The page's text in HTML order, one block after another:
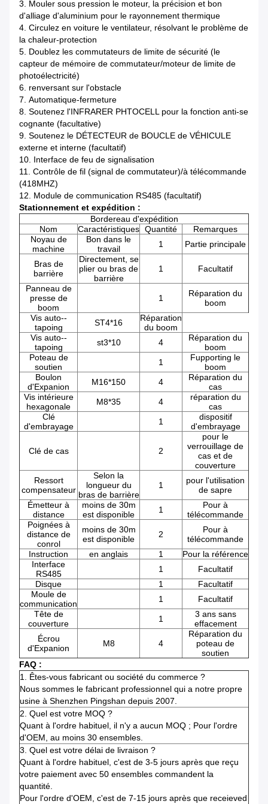
3. Mouler sous pression le moteur, la précision et bon
d'alliage d'aluminium pour le rayonnement thermique
4. Circulez en voiture le ventilateur, résolvant le problème de
la chaleur-protection
5. Doublez les commutateurs de limite de sécurité (le
capteur de mémoire de commutateur/moteur de limite de
photoélectricité)
6. renversant sur l'obstacle
7. Automatique-fermeture
8. Soutenez l'INFRARER PHTOCELL pour la fonction anti-se
cognante (facultative)
9. Soutenez le DÉTECTEUR de BOUCLE de VÉHICULE
externe et interne (facultatif)
10. Interface de feu de signalisation
11. Contrôle de fil (signal de commutateur)/à télécommande
(418MHZ)
12. Module de communication RS485 (facultatif)
Stationnement et expédition :
Bordereau d'expédition
Nom
Caractéristiques Quantité
Remarques
Noyau de
machine
Bon dans le
travail
1 Partie principale
Bras de
barrière
Directement, se
plier ou bras de
barrière
1 Facultatif
Panneau de
presse de
boom
1
Réparation du
boom
Vis auto--
tapoing
ST4*16
Réparation
du boom
Vis auto--
tapoing
st3*10 4
Réparation du
boom
Poteau de
soutien
1
Fupporting le
boom
Boulon
d'Expanion
M16*150 4
Réparation du
cas
Vis intérieure
hexagonale
M8*35 4
réparation du
cas
Clé
d'embrayage
1
dispositif
d'embrayage
Clé de cas 2
pour le
verrouillage de
cas et de
couverture
Ressort
compensateur
Selon la
longueur du
bras de barrière
1
pour l'utilisation
de sapre
Émetteur à
distance
moins de 30m
est disponible
1
Pour à
télécommande
Poignées à
distance de
conrol
moins de 30m
est disponible
2
Pour à
télécommande
Instruction
en anglais 1
Pour la référence
Interface
RS485
1
Facultatif
Disque
1
Facultatif
Moule de
communication
1
Facultatif
Tête de
couverture
1
3 ans sans
effacement
Écrou
d'Expanion
M8 4
Réparation du
poteau de
soutien
FAQ :
1. Êtes-vous fabricant ou société du commerce ?
Nous sommes le fabricant professionnel qui a notre propre
usine à Shenzhen Pingshan depuis 2007.
2. Quel est votre MOQ ?
Quant à l'ordre habituel, il n'y a aucun MOQ ; Pour l'ordre
d'OEM, au moins 30 ensembles.
3. Quel est votre délai de livraison ?
Quant à l'ordre habituel, c'est de 3-5 jours après que reçu
votre paiement avec 50 ensembles commandent la
quantité.
Pour l'ordre d'OEM, c'est de 7-15 jours après que receieved